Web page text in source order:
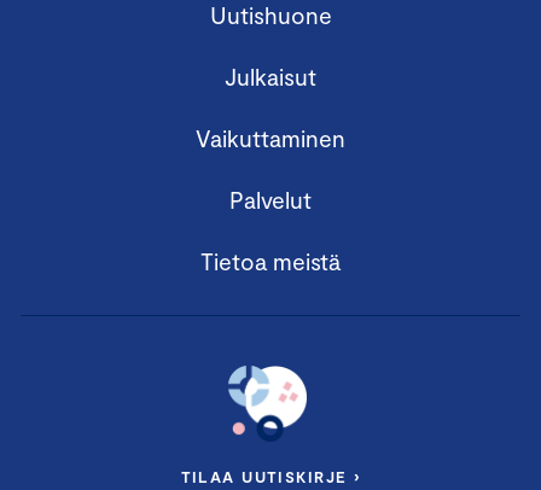
Uutishuone
Julkaisut
Vaikuttaminen
Palvelut
Tietoa meistä
TILAA UUTISKIRJE ›